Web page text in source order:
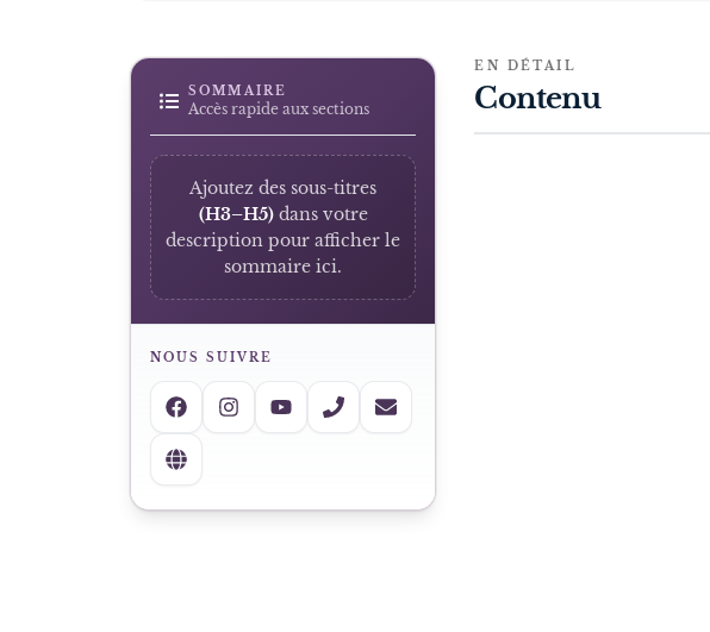
SOMMAIRE
Accès rapide aux sections
Ajoutez des sous-titres
(H3–H5) dans votre
description pour afficher le
sommaire ici.
NOUS SUIVRE
EN DÉTAIL
Contenu